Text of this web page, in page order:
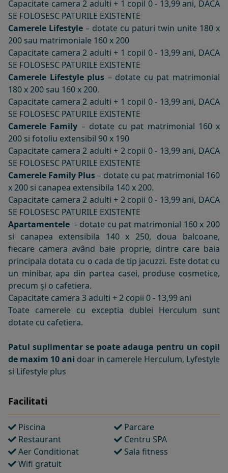
Capacitate camera 2 adulti + 1 copil 0 - 13,99 ani, DACA
SE FOLOSESC PATURILE EXISTENTE
Camerele Lifestyle – dotate cu paturi twin unite 180 x
200 sau matrimoniale 160 x 200
Capacitate camera 2 adulti + 1 copil 0 - 13,99 ani, DACA
SE FOLOSESC PATURILE EXISTENTE
Camerele Lifestyle plus – dotate cu pat matrimonial
180 x 200 sau 160 x 200.
Capacitate camera 2 adulti + 1 copil 0 - 13,99 ani, DACA
SE FOLOSESC PATURILE EXISTENTE
Camerele Family – dotate cu pat matrimonial 160 x
200 si fotoliu extensibil 90 x 190
Capacitate camera 2 adulti + 2 copii 0 - 13,99 ani, DACA
SE FOLOSESC PATURILE EXISTENTE
Camerele Family Plus– dotate cu pat matrimonial 160
x 200 si canapea extensibila 140 x 200.
Capacitate camera 2 adulti + 2 copii 0 - 13,99 ani, DACA
SE FOLOSESC PATURILE EXISTENTE
Apartamentele - dotate cu pat matrimonial 160 x 200
si canapea extensibila 140 x 250, doua balcoane,
fiecare camera având baie proprie, dintre care baia
principala dotata cu o cada de tip jacuzzi. Este dotat cu
un minibar, apa din partea casei, produse cosmetice,
precum și o cafetiera.
Capacitate camera 3 adulti + 2 copii 0 - 13,99 ani
Toate camerele cu exceptia dublei Herculum sunt
dotate cu cafetiera.
Patul suplimentar se poate adauga pentru un copil
de maxim 10 ani doar in camerele Herculum, Lyfestyle
si Lifestyle plus
Facilitati
Piscina
Parcare
Restaurant
Centru SPA
Aer Conditionat
Sala fitness
Wifi gratuit